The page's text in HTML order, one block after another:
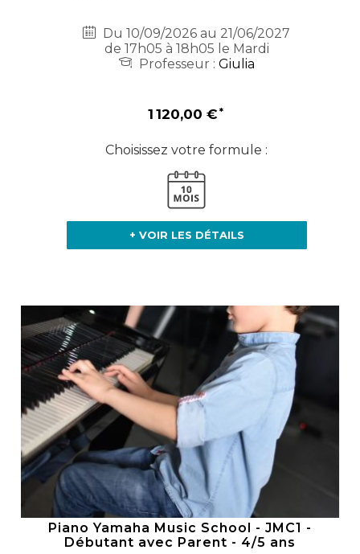
Du 10/09/2026 au 21/06/2027
de 17h05 à 18h05 le Mardi
Professeur : Giulia
1 120,00 €
Choisissez votre formule :
+ VOIR LES DÉTAILS
Piano Yamaha Music School - JMC1 -
Débutant avec Parent - 4/5 ans